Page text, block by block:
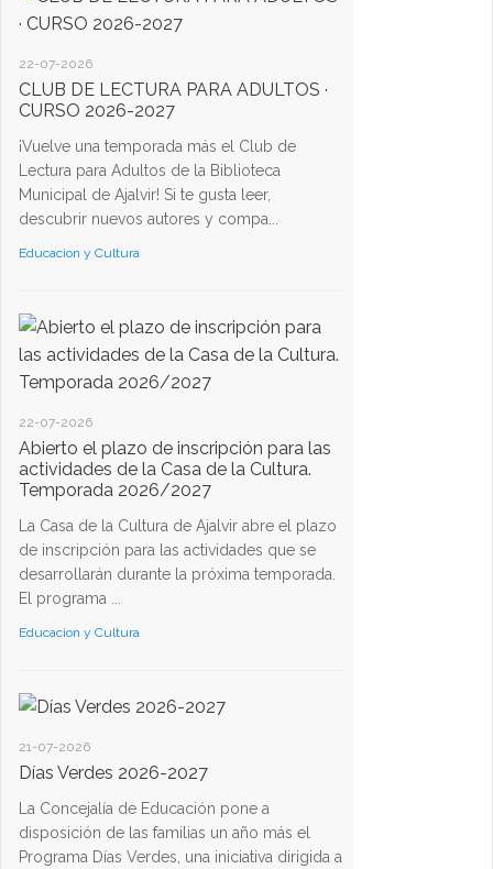
22-07-2026
CLUB DE LECTURA PARA ADULTOS ·
CURSO 2026-2027
¡Vuelve una temporada más el Club de
Lectura para Adultos de la Biblioteca
Municipal de Ajalvir! Si te gusta leer,
descubrir nuevos autores y compa...
Educacion y Cultura
22-07-2026
Abierto el plazo de inscripción para las
actividades de la Casa de la Cultura.
Temporada 2026/2027
La Casa de la Cultura de Ajalvir abre el plazo
de inscripción para las actividades que se
desarrollarán durante la próxima temporada.
El programa ...
Educacion y Cultura
21-07-2026
Días Verdes 2026-2027
La Concejalía de Educación pone a
disposición de las familias un año más el
Programa Días Verdes, una iniciativa dirigida a